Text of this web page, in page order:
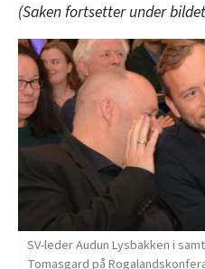
(Saken fortsetter under
SV-leder Audun Lysbakken i
Tomasgard på